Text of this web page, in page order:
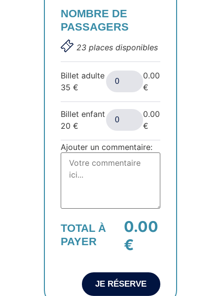
NOMBRE DE
PASSAGERS
23 places disponibles
Billet adulte
35€
0.00
€
Billet enfant
20€
0.00
€
Ajouter un commentaire:
TOTAL À
PAYER
0.00
€
JE RÉSERVE